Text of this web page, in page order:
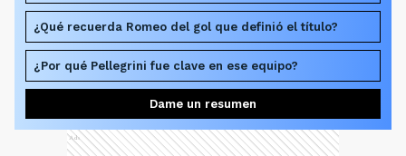
¿Qué recuerda Romeo del gol que definió el título?
¿Por qué Pellegrini fue clave en ese equipo?
Dame un resumen
Ads